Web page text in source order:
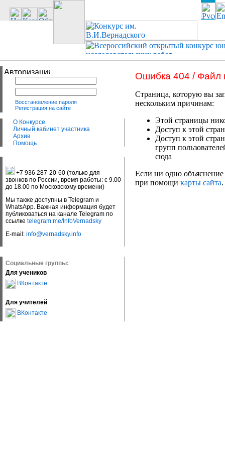
Восстановление пароля
Регистрация на сайте
О Конкурсе
Личный кабинет участника
Архив
Помощь
+7 936 287-20-60 (только для
звонков по России, время работы: с 9.00
до 18.00 по Московскому времени)
Мы также доступны в Telegram и
WhatsApp. Важная информация будет
публиковаться на канале Telegram по
ссылке telegram.me/InfoVernadsky
E-mail: info@vernadsky.info
Социальные группы:
Для учеников
ВКонтакте
Для учителей
ВКонтакте
Ошибка 404 / Файл
Страница, которую вы
нескольким причинам:
Этой страницы
Доступ к этой
Доступ к этой
групп
сюда
Если ни одно объяснение
при помощи карты сайта.